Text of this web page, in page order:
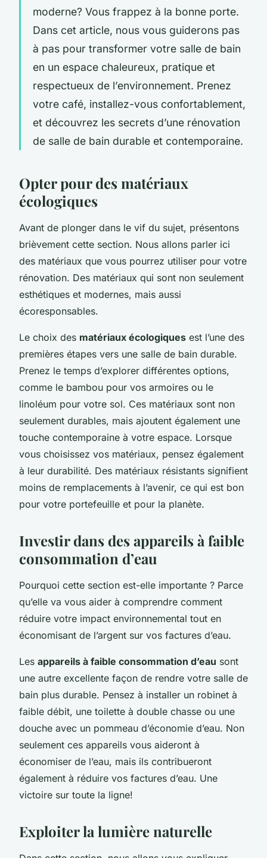
moderne? Vous frappez à la bonne porte.
Dans cet article, nous vous guiderons pas
à pas pour transformer votre salle de bain
en un espace chaleureux, pratique et
respectueux de l’environnement. Prenez
votre café, installez-vous confortablement,
et découvrez les secrets d’une rénovation
de salle de bain durable et contemporaine.
Opter pour des matériaux
écologiques
Avant de plonger dans le vif du sujet, présentons
brièvement cette section. Nous allons parler ici
des matériaux que vous pourrez utiliser pour votre
rénovation. Des matériaux qui sont non seulement
esthétiques et modernes, mais aussi
écoresponsables.
Le choix des matériaux écologiques est l’une des
premières étapes vers une salle de bain durable.
Prenez le temps d’explorer différentes options,
comme le bambou pour vos armoires ou le
linoléum pour votre sol. Ces matériaux sont non
seulement durables, mais ajoutent également une
touche contemporaine à votre espace. Lorsque
vous choisissez vos matériaux, pensez également
à leur durabilité. Des matériaux résistants signifient
moins de remplacements à l’avenir, ce qui est bon
pour votre portefeuille et pour la planète.
Investir dans des appareils à faible
consommation d’eau
Pourquoi cette section est-elle importante ? Parce
qu’elle va vous aider à comprendre comment
réduire votre impact environnemental tout en
économisant de l’argent sur vos factures d’eau.
Les appareils à faible consommation d’eau sont
une autre excellente façon de rendre votre salle de
bain plus durable. Pensez à installer un robinet à
faible débit, une toilette à double chasse ou une
douche avec un pommeau d’économie d’eau. Non
seulement ces appareils vous aideront à
économiser de l’eau, mais ils contribueront
également à réduire vos factures d’eau. Une
victoire sur toute la ligne!
Exploiter la lumière naturelle